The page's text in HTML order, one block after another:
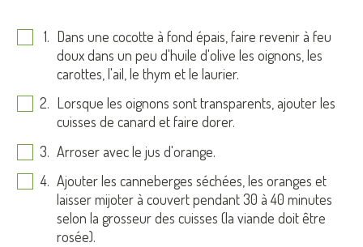
Dans une cocotte à fond épais, faire revenir à feu
doux dans un peu d'huile d'olive les oignons, les
carottes, l'ail, le thym et le laurier.
Lorsque les oignons sont transparents, ajouter les
cuisses de canard et faire dorer.
Arroser avec le jus d'orange.
Ajouter les canneberges séchées, les oranges et
laisser mijoter à couvert pendant 30 à 40 minutes
selon la grosseur des cuisses (la viande doit être
rosée).